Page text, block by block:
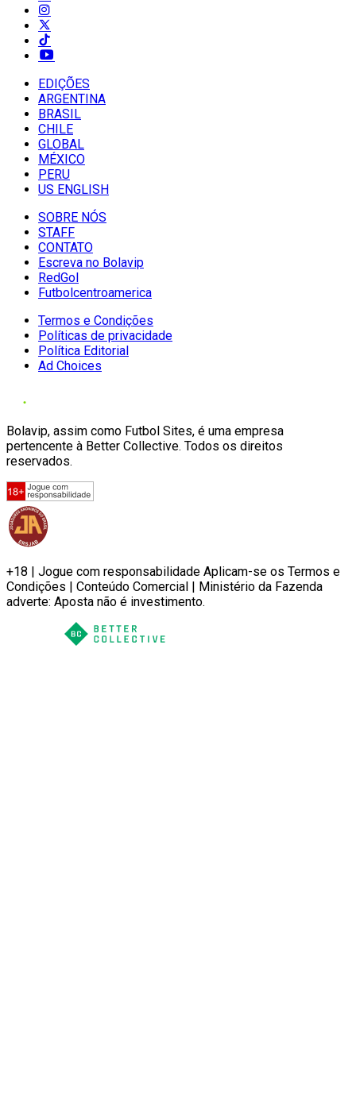
EDIÇÕES
ARGENTINA
BRASIL
CHILE
GLOBAL
MÉXICO
PERU
US ENGLISH
SOBRE NÓS
STAFF
CONTATO
Escreva no Bolavip
RedGol
Futbolcentroamerica
Termos e Condições
Políticas de privacidade
Política Editorial
Ad Choices
Bolavip, assim como Futbol Sites, é uma empresa
pertencente à Better Collective. Todos os direitos
reservados.
+18 | Jogue com responsabilidade Aplicam-se os Termos e
Condições | Conteúdo Comercial | Ministério da Fazenda
adverte: Aposta não é investimento.